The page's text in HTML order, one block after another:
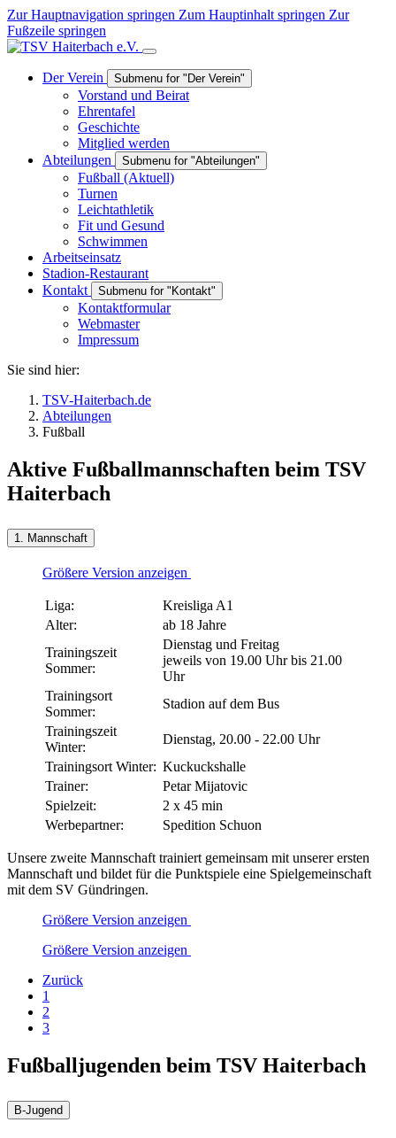
Zur Hauptnavigation springen Zum Hauptinhalt springen Zur
Fußzeile springen
Der Verein Submenu for "Der Verein"
Vorstand und Beirat
Ehrentafel
Geschichte
Mitglied werden
Abteilungen
Submenu for "Abteilungen"
Fußball (Aktuell)
Turnen
Leichtathletik
Fit und Gesund
Schwimmen
Arbeitseinsatz
Stadion-Restaurant
Kontakt
Submenu for "Kontakt"
Kontaktformular
Webmaster
Impressum
Sie sind hier:
TSV-Haiterbach.de
Abteilungen
Fußball
Aktive Fußballmannschaften beim TSV
Haiterbach
1. Mannschaft
Größere Version anzeigen
Liga:
Kreisliga A1
Alter:
ab 18 Jahre
Trainingszeit
Sommer:
Dienstag und Freitag
jeweils von 19.00 Uhr bis 21.00
Uhr
Trainingsort
Sommer:
Stadion auf dem Bus
Trainingszeit
Winter:
Dienstag, 20.00 - 22.00 Uhr
Trainingsort Winter: Kuckuckshalle
Trainer:
Petar Mijatovic
Spielzeit:
2 x 45 min
Werbepartner:
Spedition Schuon
Unsere zweite Mannschaft trainiert gemeinsam mit unserer ersten
Mannschaft und bildet für die Punktspiele eine Spielgemeinschaft
mit dem SV Gündringen.
Größere Version anzeigen
Größere Version anzeigen
Zurück
1
2
3
Fußballjugenden beim TSV Haiterbach
B-Jugend